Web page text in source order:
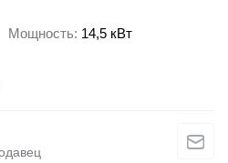
Мощность 14,5 кВт